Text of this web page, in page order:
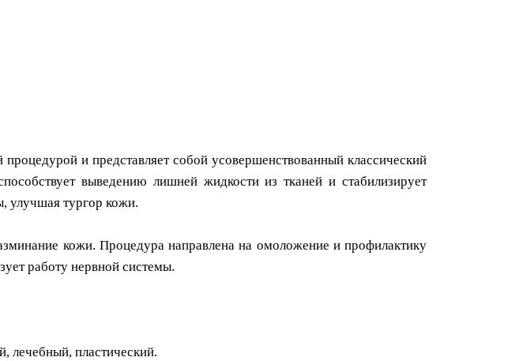
и представляет собой усовершенствованный классический
выведению лишней жидкости из тканей и стабилизирует
улучшая тургор кожи.
кожи. Процедура направлена на омоложение и профилактику
работу нервной системы.
лечебный, пластический.